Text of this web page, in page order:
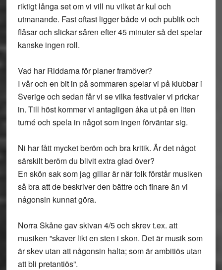
riktigt långa set om vi vill nu vilket är kul och
utmanande. Fast oftast ligger både vi och publik och
flåsar och slickar såren efter 45 minuter så det spelar
kanske ingen roll.
Vad har Riddarna för planer framöver?
I vår och en bit in på sommaren spelar vi på klubbar i
Sverige och sedan får vi se vilka festivaler vi prickar
in. Till höst kommer vi antagligen åka ut på en liten
turné och spela in något som ingen förväntar sig.
Ni har fått mycket beröm och bra kritik. Är det något
särskilt beröm du blivit extra glad över?
En skön sak som jag gillar är när folk förstår musiken
så bra att de beskriver den bättre och finare än vi
någonsin kunnat göra.
Norra Skåne gav skivan 4/5 och skrev t.ex. att
musiken ”skaver likt en sten i skon. Det är musik som
är skev utan att någonsin halta; som är ambitiös utan
att bli pretantiös”.